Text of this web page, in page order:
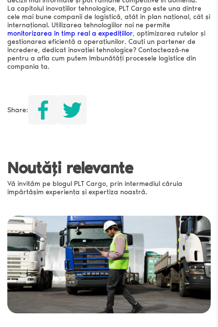
La capitolul inovațiilor tehnologice, PLT Cargo este una dintre
cele mai bune companii de logistică, atât în plan național, cât și
internațional. Utilizarea tehnologiilor noi ne permite
monitorizarea în timp real a expedițiilor, optimizarea rutelor și
gestionarea eficientă a operațiunilor. Cauți un partener de
încredere, dedicat inovației tehnologice? Contactează-ne
pentru a afla cum putem îmbunătăți procesele logistice din
compania ta.
Share:
Noutăți relevante
Vă invităm pe blogul PLT Cargo, prin intermediul căruia
împărtășim experiența și expertiza noastră.